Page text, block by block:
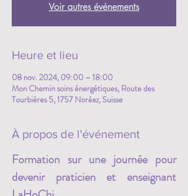
Voir autres événements
Heure et lieu
08 nov. 2024, 09:00 – 18:00
Mon Chemin soins énergétiques, Route des
Tourbières 5, 1757 Noréaz, Suisse
À propos de l'événement
Formation sur une journée pour
devenir praticien et enseignant